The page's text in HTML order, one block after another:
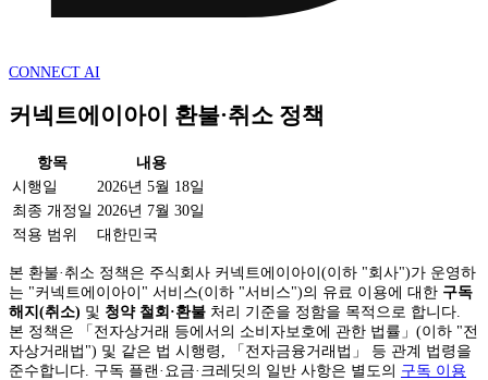
CONNECT AI
커넥트에이아이 환불·취소 정책
항목
내용
시행일
2026년 5월 18일
최종 개정일 2026년 7월 30일
적용 범위
대한민국
본 환불·취소 정책은 주식회사 커넥트에이아이(이하 "회사")가 운영하
는 "커넥트에이아이" 서비스(이하 "서비스")의 유료 이용에 대한 구독
해지(취소) 및 청약 철회·환불 처리 기준을 정함을 목적으로 합니다.
본 정책은 「전자상거래 등에서의 소비자보호에 관한 법률」(이하 "전
자상거래법") 및 같은 법 시행령, 「전자금융거래법」 등 관계 법령을
준수합니다. 구독 플랜·요금·크레딧의 일반 사항은 별도의 구독 이용